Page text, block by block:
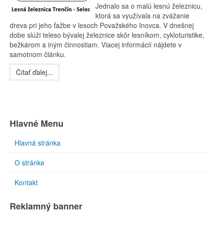
Jednalo sa o malú lesnú železnicu,
ktorá sa využívala na zvážanie
dreva pri jeho ťažbe v lesoch Považského Inovca. V dnešnej
dobe slúži teleso bývalej železnice skôr lesníkom, cykloturistike,
bežkárom a iným činnostiam. Viacej informácií nájdete v
samotnom článku.
Čítať ďalej...
Hlavné Menu
Hlavná stránka
O stránke
Kontakt
Reklamný banner